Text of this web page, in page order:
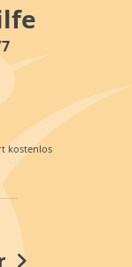
kostenlos